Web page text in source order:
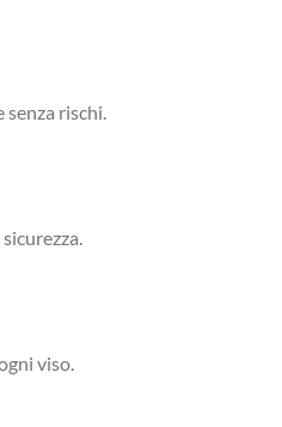
rischi.
viso.